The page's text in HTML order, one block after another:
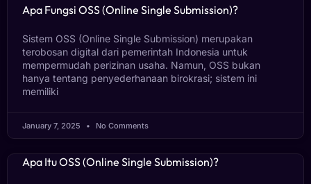
Apa Fungsi OSS (Online Single Submission)?
Sistem OSS (Online Single Submission) merupakan
terobosan digital dari pemerintah Indonesia untuk
mempermudah perizinan usaha. Namun, OSS bukan
hanya tentang penyederhanaan birokrasi; sistem ini
memiliki
January 7, 2025 No Comments
Apa Itu OSS (Online Single Submission)?